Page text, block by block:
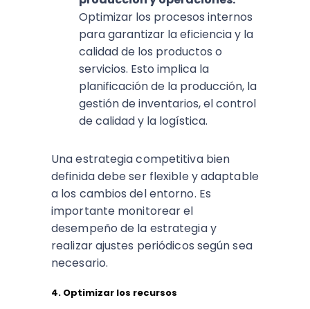
Optimizar los procesos internos
para garantizar la eficiencia y la
calidad de los productos o
servicios. Esto implica la
planificación de la producción, la
gestión de inventarios, el control
de calidad y la logística.
Una estrategia competitiva bien
definida debe ser flexible y adaptable
a los cambios del entorno. Es
importante monitorear el
desempeño de la estrategia y
realizar ajustes periódicos según sea
necesario.
4. Optimizar los recursos